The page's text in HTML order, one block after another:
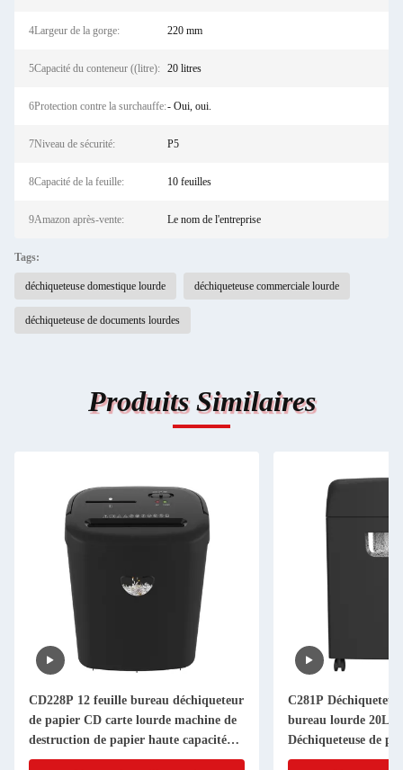
4Largeur de la gorge: 220 mm
5Capacité du conteneur ((litre): 20 litres
6Protection contre la surchauffe:- Oui, oui.
7Niveau de sécurité: P5
8Capacité de la feuille: 10 feuilles
9Amazon après-vente: Le nom de l'entreprise
Tags:
déchiqueteuse domestique lourde déchiqueteuse commerciale lourde
déchiqueteuse de documents lourdes
Produits Similaires
CD228P 12 feuille bureau déchiqueteur
de papier CD carte lourde machine de
destruction de papier haute capacité
25L
C281P
bureau lourde 20L
Déchiqueteuse de
croisée pour cartes